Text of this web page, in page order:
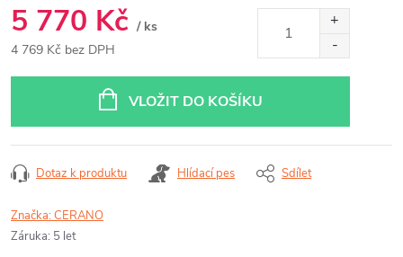
5 770 Kč / ks
4 769 Kč bez DPH
VLOŽIT DO KOŠÍKU
Dotaz k produktu Hlídací pes Sdílet
Značka:CERANO
Záruka: 5 let